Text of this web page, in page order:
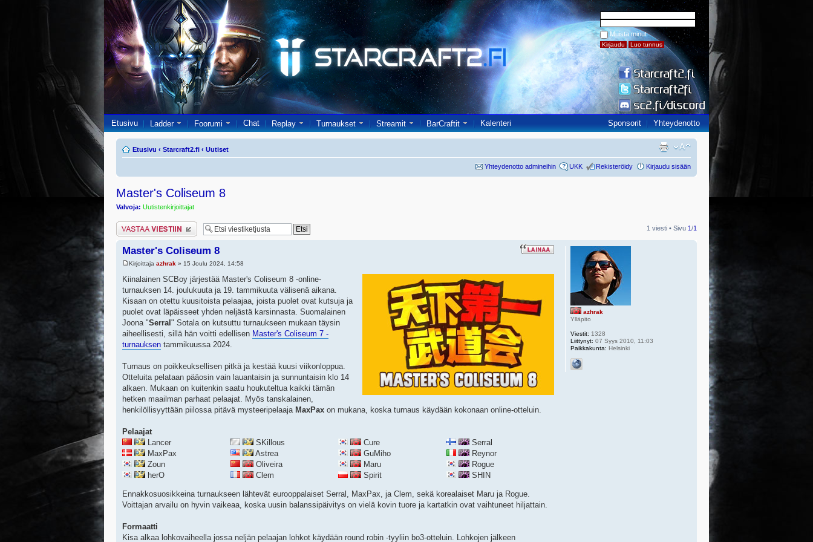
Muista minut
Etusivu Ladder Foorumi Chat Replay Turnaukset Streamit BarCraftit Kalenteri Sponsorit Yhteydenotto
Etusivu ‹ Starcraft2.fi ‹ Uutiset
Yhteydenotto admineihin UKK Rekisteröidy Kirjaudu sisään
Master's Coliseum 8
Valvoja: Uutistenkirjoittajat
Lähetä vastaus 1 viesti • Sivu 1/1
Master's Coliseum 8
Kirjoittaja azhrak » 15 Joulu 2024, 14:58
Kiinalainen SCBoy järjestää Master's Coliseum 8 -online-
turnauksen 14. joulukuuta ja 19. tammikuuta välisenä aikana.
Kisaan on otettu kuusitoista pelaajaa, joista puolet ovat kutsuja ja
puolet ovat läpäisseet yhden neljästä karsinnasta. Suomalainen
Joona "Serral" Sotala on kutsuttu turnaukseen mukaan täysin
aiheellisesti, sillä hän voitti edellisen Master's Coliseum 7 -
turnauksen tammikuussa 2024.
Turnaus on poikkeuksellisen pitkä ja kestää kuusi viikonloppua.
Otteluita pelataan pääosin vain lauantaisin ja sunnuntaisin klo 14
alkaen. Mukaan on kuitenkin saatu houkuteltua kaikki tämän
hetken maailman parhaat pelaajat. Myös tanskalainen,
henkilöllisyyttään piilossa pitävä mysteeripelaaja MaxPax on mukana, koska turnaus käydään kokonaan online-otteluin.
Pelaajat
Lancer
MaxPax
Zoun
herO
SKillous
Astrea
Oliveira
Clem
Cure
GuMiho
Maru
Spirit
Serral
Reynor
Rogue
SHIN
Ennakkosuosikkeina turnaukseen lähtevät eurooppalaiset Serral, MaxPax, ja Clem, sekä korealaiset Maru ja Rogue.
Voittajan arvailu on hyvin vaikeaa, koska uusin balanssipäivitys on vielä kovin tuore ja kartatkin ovat vaihtuneet hiljattain.
Formaatti
Kisa alkaa lohkovaiheella jossa neljän pelaajan lohkot käydään round robin -tyyliin bo3-otteluin. Lohkojen jälkeen
azhrak
Ylläpito
Viestit: 1328
Liittynyt: 07 Syys 2010, 11:03
Paikkakunta: Helsinki